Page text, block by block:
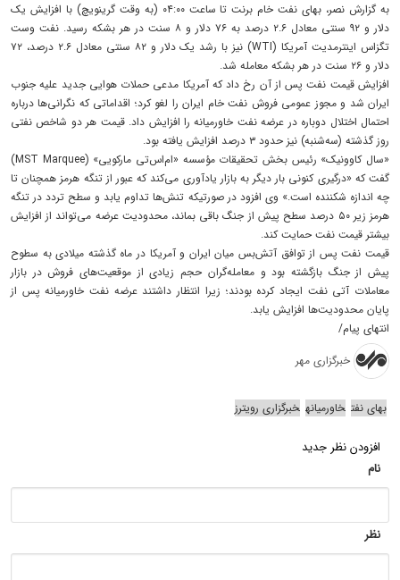
به گزارش نصر، بهای نفت خام برنت تا ساعت ۰۴:۰۰ (به وقت گرینویچ) با افزایش یک
دلار و ۹۲ سنتی معادل ۲.۶ درصد به ۷۶ دلار و ۸ سنت در هر بشکه رسید. نفت وست
تگزاس اینترمدیت آمریکا (WTI) نیز با رشد یک دلار و ۸۲ سنتی معادل ۲.۶ درصد، ۷۲
دلار و ۲۶ سنت در هر بشکه معامله شد.
افزایش قیمت نفت پس از آن رخ داد که آمریکا مدعی حملات هوایی جدید علیه جنوب
ایران شد و مجوز عمومی فروش نفت خام ایران را لغو کرد؛ اقداماتی که نگرانی‌ها درباره
احتمال اختلال دوباره در عرضه نفت خاورمیانه را افزایش داد. قیمت هر دو شاخص نفتی
روز گذشته (سه‌شنبه) نیز حدود ۳ درصد افزایش یافته بود.
«سال کاوونیک» رئیس بخش تحقیقات مؤسسه «ام‌اس‌تی مارکویی» (MST Marquee)
گفت که «درگیری کنونی بار دیگر به بازار یادآوری می‌کند که عبور از تنگه هرمز همچنان تا
چه اندازه شکننده است.» وی افزود در صورتیکه تنش‌ها تداوم یابد و سطح تردد در تنگه
هرمز زیر ۵۰ درصد سطح پیش از جنگ باقی بماند، محدودیت عرضه می‌تواند از افزایش
بیشتر قیمت نفت حمایت کند.
قیمت نفت پس از توافق آتش‌بس میان ایران و آمریکا در ماه گذشته میلادی به سطوح
پیش از جنگ بازگشته بود و معامله‌گران حجم زیادی از موقعیت‌های فروش در بازار
معاملات آتی نفت ایجاد کرده بودند؛ زیرا انتظار داشتند عرضه نفت خاورمیانه پس از
پایان محدودیت‌ها افزایش یابد.
انتهای پیام/
خبرگزاری مهر
بهای نفت خاورمیانه خبرگزاری رویترز
افزودن نظر جدید
نام
نظر